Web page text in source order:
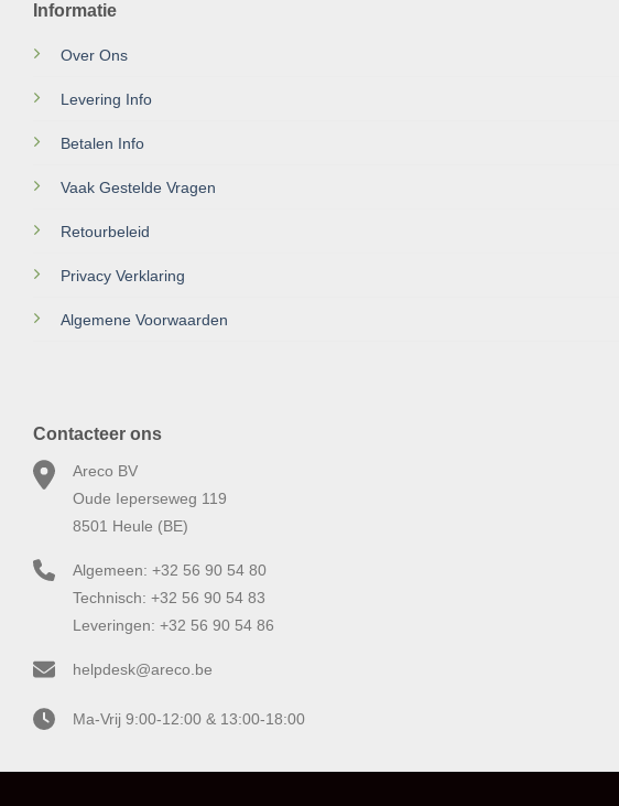
Informatie
Over Ons
Levering Info
Betalen Info
Vaak Gestelde Vragen
Retourbeleid
Privacy Verklaring
Algemene Voorwaarden
Contacteer ons
Areco BV
Oude Ieperseweg 119
8501 Heule (BE)
Algemeen: +32 56 90 54 80
Technisch: +32 56 90 54 83
Leveringen: +32 56 90 54 86
helpdesk@areco.be
Ma-Vrij 9:00-12:00 & 13:00-18:00